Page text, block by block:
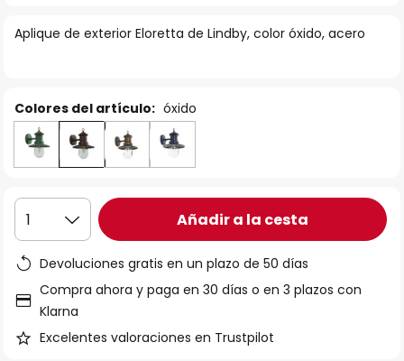
galería
Aplique de exterior Eloretta de Lindby, color óxido, acero
Colores del artículo: óxido
1 Añadir a la cesta
Devoluciones gratis en un plazo de 50 días
Compra ahora y paga en 30 días o en 3 plazos con
Klarna
Excelentes valoraciones en Trustpilot